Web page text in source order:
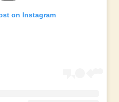
on Instagram